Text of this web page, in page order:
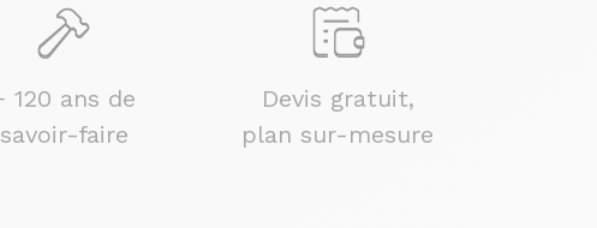
120 ans de
savoir-faire
Devis gratuit,
plan sur-mesure